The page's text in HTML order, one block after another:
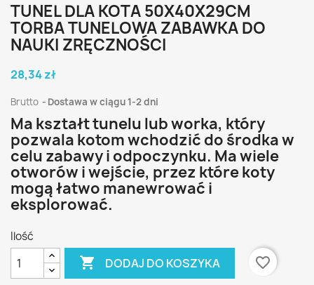
TUNEL DLA KOTA 50X40X29CM
TORBA TUNELOWA ZABAWKA DO
NAUKI ZRĘCZNOŚCI
28,34 zł
Brutto Dostawa w ciągu 1-2 dni
Ma kształt tunelu lub worka, który
pozwala kotom wchodzić do środka w
celu zabawy i odpoczynku. Ma wiele
otworów i wejście, przez które koty
mogą łatwo manewrować i
eksplorować.
Ilość
 DODAJ DO KOSZYKA favorite_border